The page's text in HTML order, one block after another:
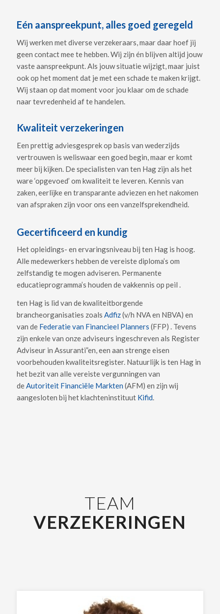
Eén aanspreekpunt, alles goed geregeld
Wij werken met diverse verzekeraars, maar daar hoef jij
geen contact mee te hebben. Wij zijn én blijven altijd jouw
vaste aanspreekpunt. Als jouw situatie wijzigt, maar juist
ook op het moment dat je met een schade te maken krijgt.
Wij staan op dat moment voor jou klaar om de schade
naar tevredenheid af te handelen.
Kwaliteit verzekeringen
Een prettig adviesgesprek op basis van wederzijds
vertrouwen is weliswaar een goed begin, maar er komt
meer bij kijken. De specialisten van ten Hag zijn als het
ware ‘opgevoed’ om kwaliteit te leveren. Kennis van
zaken, eerlijke en transparante adviezen en het nakomen
van afspraken zijn voor ons een vanzelfsprekendheid.
Gecertificeerd en kundig
Het opleidings- en ervaringsniveau bij ten Hag is hoog.
Alle medewerkers hebben de vereiste diploma’s om
zelfstandig te mogen adviseren. Permanente
educatieprogramma’s houden de vakkennis op peil .
ten Hag is lid van de kwaliteitborgende
brancheorganisaties zoals Adfiz(v/h NVA en NBVA) en
van de Federatie van Financieel Planners (FFP) . Tevens
zijn enkele van onze adviseurs ingeschreven als Register
Adviseur in Assuranti”en, een aan strenge eisen
voorbehouden kwaliteitsregister. Natuurlijk is ten Hag in
het bezit van alle vereiste vergunningen van
deAutoriteit Financiële Markten (AFM) en zijn wij
aangesloten bij het klachteninstituut Kifid.
TEAM
VERZEKERINGEN